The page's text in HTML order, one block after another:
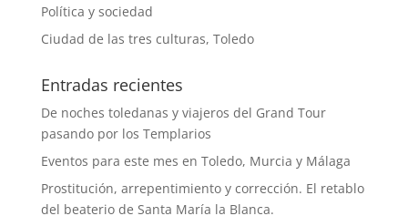
Política y sociedad
Ciudad de las tres culturas, Toledo
Entradas recientes
De noches toledanas y viajeros del Grand Tour
pasando por los Templarios
Eventos para este mes en Toledo, Murcia y Málaga
Prostitución, arrepentimiento y corrección. El retablo
del beaterio de Santa María la Blanca.